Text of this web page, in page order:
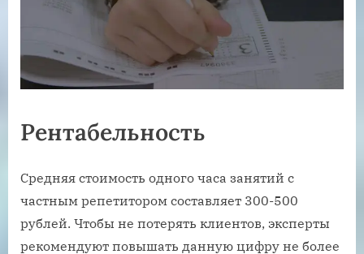
Рентабельность
Средняя стоимость одного часа занятий с
частным репетитором составляет 300-500
рублей. Чтобы не потерять клиентов, эксперты
рекомендуют повышать данную цифру не более